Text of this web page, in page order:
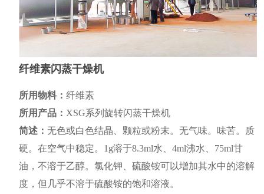
们
纤维素闪蒸干燥机
所用物料：纤维素
所用产品： XSG系列旋转闪蒸干燥机
简述： 无色或白色结晶、颗粒或粉末。无气味。味苦。质
硬。在空气中稳定。1g溶于8.3ml水、4ml沸水、75ml甘
油，不溶于乙醇。氯化钾、硫酸铵可以增加其水中的溶解
度，但几乎不溶于硫酸铵的饱和溶液。